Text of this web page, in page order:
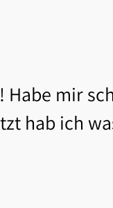
Habe mir
hab ich